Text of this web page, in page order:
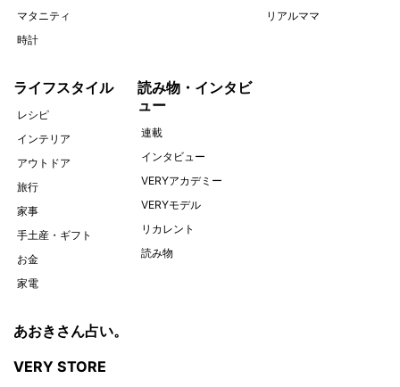
マタニティ
時計
リアルママ
ライフスタイル
レシピ
インテリア
アウトドア
旅行
家事
手土産・ギフト
お金
家電
読み物・インタビ
ュー
連載
インタビュー
VERYアカデミー
VERYモデル
リカレント
読み物
あおきさん占い。
VERY STORE